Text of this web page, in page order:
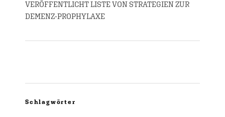
VERÖFFENTLICHT LISTE VON STRATEGIEN ZUR
DEMENZ-PROPHYLAXE
Schlagwörter